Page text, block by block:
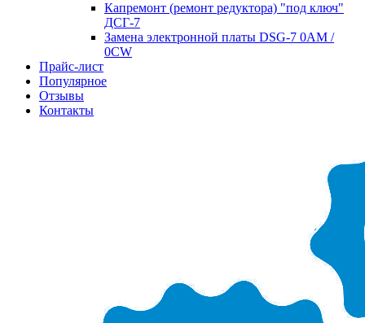
Капремонт (ремонт редуктора) "под ключ"
ДСГ-7
Замена электронной платы DSG-7 0AM /
0CW
Прайс-лист
Популярное
Отзывы
Контакты